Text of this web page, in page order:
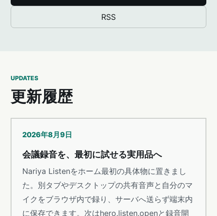
RSS
UPDATES
更新履歴
2026年8月9日
会議録音を、最初に試せる実用品へ
Nariya Listenをホーム最初の具体物に置きまし
た。別タブやデスクトップの共有音声と自分のマ
イクをブラウザ内で録り、サーバへ送らず端末内
に保存できます。次はhero.listen.openと録音開